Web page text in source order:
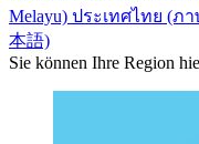
Melayu) ประเทศไทย (ภ
本語)
Sie können Ihre Region